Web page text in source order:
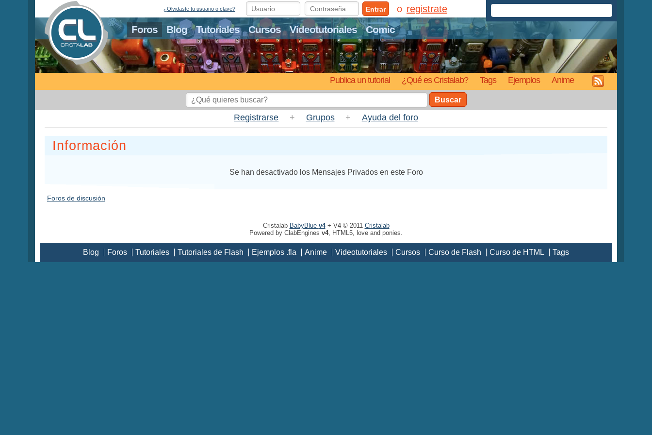
Foros Blog Tutoriales Cursos Videotutoriales Comic
Publica un tutorial ¿Qué es Cristalab? Tags Ejemplos Anime
¿Olvidaste tu usuario o clave? Entrar registrate
Buscar
Registrarse + Grupos + Ayuda del foro
Información
Se han desactivado los Mensajes Privados en este Foro
Foros de discusión
Cristalab BabyBlue v4+ V4 © 2011 Cristalab
Powered by ClabEngines v4, HTML5, love and ponies.
Blog Foros Tutoriales Tutoriales de Flash Ejemplos .fla Anime Videotutoriales Cursos Curso de Flash Curso de HTML Tags